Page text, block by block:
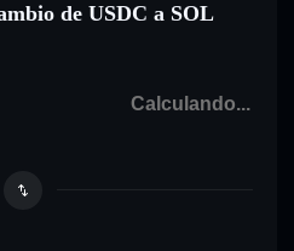
de USDC a SOL